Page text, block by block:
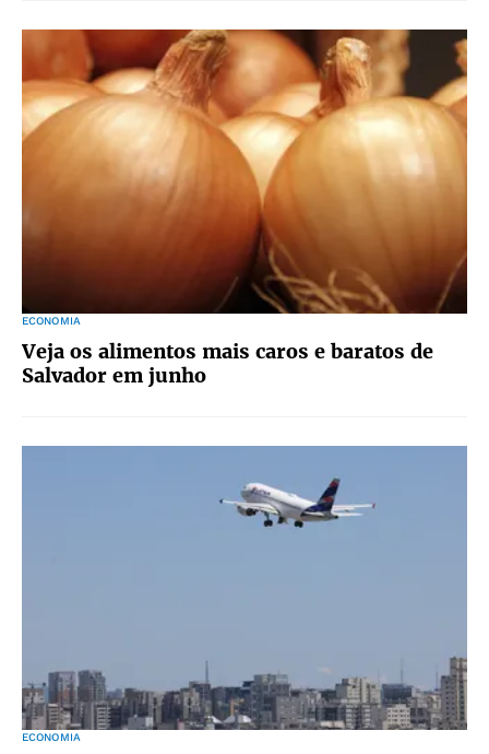
ECONOMIA
Veja os alimentos mais caros e baratos de
Salvador em junho
ECONOMIA